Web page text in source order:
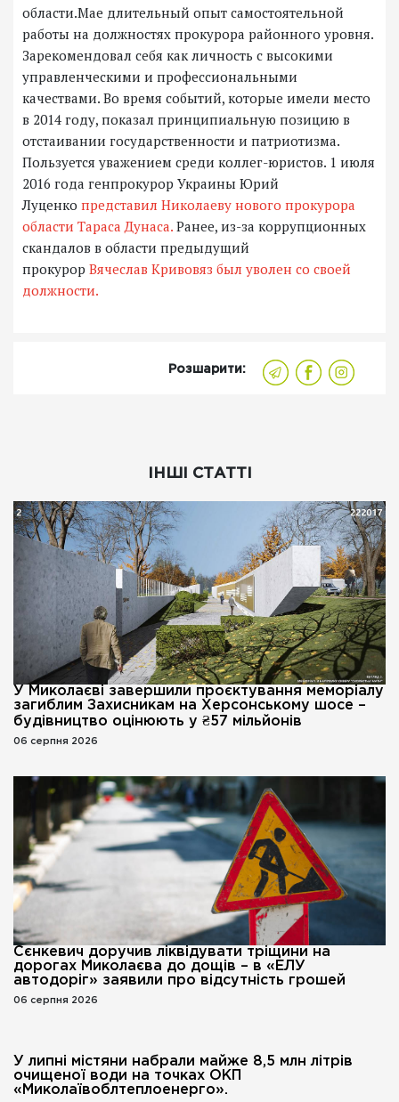
области.Мае длительный опыт самостоятельной
работы на должностях прокурора районного уровня.
Зарекомендовал себя как личность с высокими
управленческими и профессиональными
качествами. Во время событий, которые имели место
в 2014 году, показал принципиальную позицию в
отстаивании государственности и патриотизма.
Пользуется уважением среди коллег-юристов. 1 июля
2016 года генпрокурор Украины Юрий
Луценко представил Николаеву нового прокурора
области Тараса Дунаса. Ранее, из-за коррупционных
скандалов в области предыдущий
прокурор Вячеслав Кривовяз был уволен со своей
должности.
Розшарити:
ІНШІ СТАТТІ
У Миколаєві завершили проєктування меморіалу
загиблим Захисникам на Херсонському шосе –
будівництво оцінюють у ₴57 мільйонів
06 серпня 2026
Сєнкевич доручив ліквідувати тріщини на
дорогах Миколаєва до дощів – в «ЕЛУ
автодоріг» заявили про відсутність грошей
06 серпня 2026
У липні містяни набрали майже 8,5 млн літрів
очищеної води на точках ОКП
«Миколаївоблтеплоенерго».